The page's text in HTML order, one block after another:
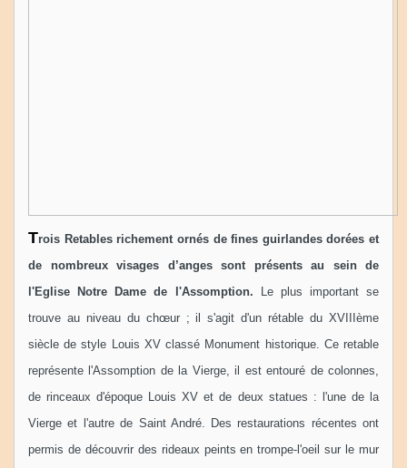
Trois Retables richement ornés de fines guirlandes dorées et
de nombreux visages d’anges sont présents au sein de
l'Eglise Notre Dame de l'Assomption. Le plus important se
trouve au niveau du chœur ; il s'agit d'un rétable du XVIIIème
siècle de style Louis XV classé Monument historique. Ce retable
représente l'Assomption de la Vierge, il est entouré de colonnes,
de rinceaux d'époque Louis XV et de deux statues : l'une de la
Vierge et l'autre de Saint André. Des restaurations récentes ont
permis de découvrir des rideaux peints en trompe-l'oeil sur le mur